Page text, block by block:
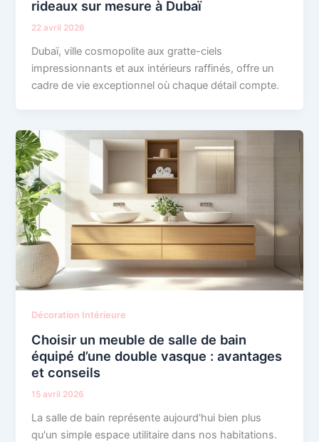
rideaux sur mesure à Dubaï
22 avril 2026
Dubaï, ville cosmopolite aux gratte-ciels
impressionnants et aux intérieurs raffinés, offre un
cadre de vie exceptionnel où chaque détail compte.
Décoration Intérieure
Choisir un meuble de salle de bain
équipé d’une double vasque : avantages
et conseils
15 avril 2026
La salle de bain représente aujourd'hui bien plus
qu'un simple espace utilitaire dans nos habitations.